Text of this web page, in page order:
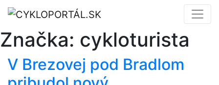
Značka: cykloturista
V Brezovej pod Bradlom